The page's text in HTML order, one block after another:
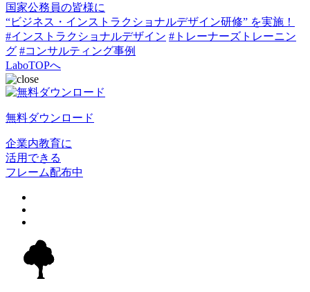
国家公務員の皆様に
“ビジネス・インストラクショナルデザイン研修” を実施！
#インストラクショナルデザイン #トレーナーズトレーニン
グ #コンサルティング事例
LaboTOPへ
無料ダウンロード
企業内教育に
活用できる
フレーム配布中